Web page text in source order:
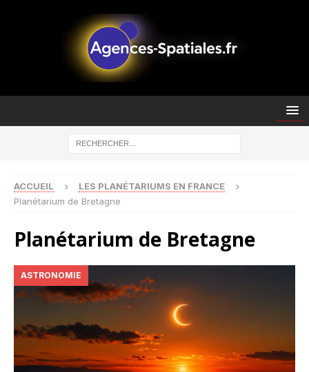
ACCUEIL
LES PLANÉTARIUMS EN FRANCE
Planétarium de Bretagne
Planétarium de Bretagne
ASTRONOMIE